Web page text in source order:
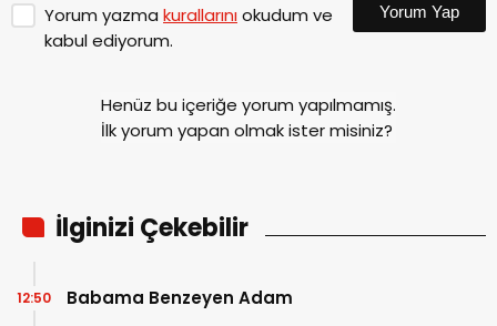
Yorum yazma kurallarınıokudum ve
kabul ediyorum.
Yorum Yap
Henüz bu içeriğe yorum yapılmamış.
İlk yorum yapan olmak ister misiniz?
İlginizi Çekebilir
Babama Benzeyen Adam
12:50